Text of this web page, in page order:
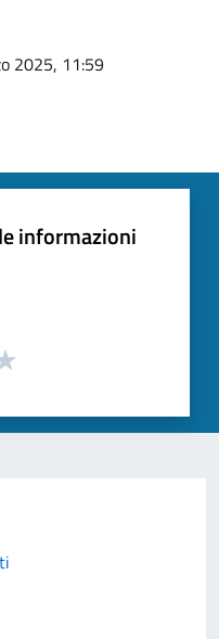
2025, 11:59
informazioni